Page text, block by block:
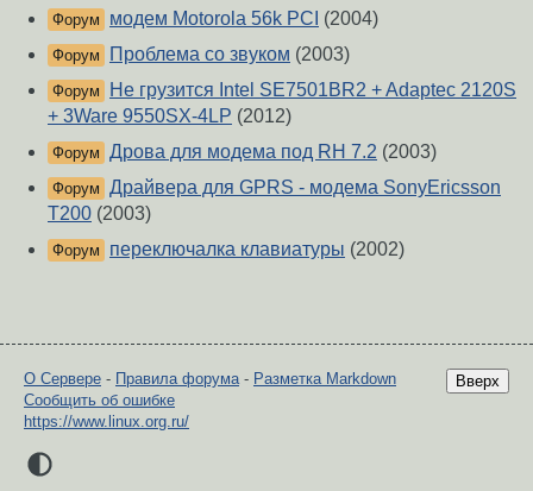
Форум модем Motorola 56k PCI (2004)
Форум Проблема со звуком (2003)
Форум
Не грузится Intel SE7501BR2 + Adaptec 2120S
+ 3Ware 9550SX-4LP (2012)
Форум Дрова для модема под RH 7.2 (2003)
Форум Драйвера для GPRS - модема SonyEricsson
T200 (2003)
Форум переключалка клавиатуры (2002)
Вверх
О Сервере - Правила форума- Разметка Markdown
Сообщить об ошибке
https://www.linux.org.ru/